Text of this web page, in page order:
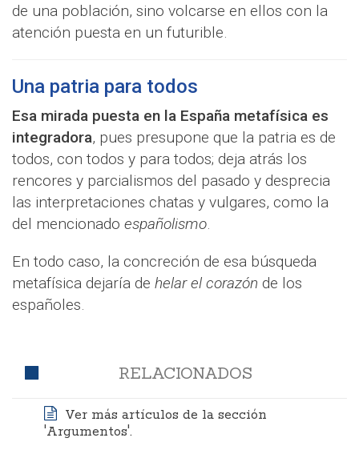
de una población, sino volcarse en ellos con la
atención puesta en un futurible.
Una patria para todos
Esa mirada puesta en la España metafísica es
integradora, pues presupone que la patria es de
todos, con todos y para todos; deja atrás los
rencores y parcialismos del pasado y desprecia
las interpretaciones chatas y vulgares, como la
del mencionado españolismo.
En todo caso, la concreción de esa búsqueda
metafísica dejaría de helar el corazón de los
españoles.
RELACIONADOS
Ver más artículos de la sección
'Argumentos'.